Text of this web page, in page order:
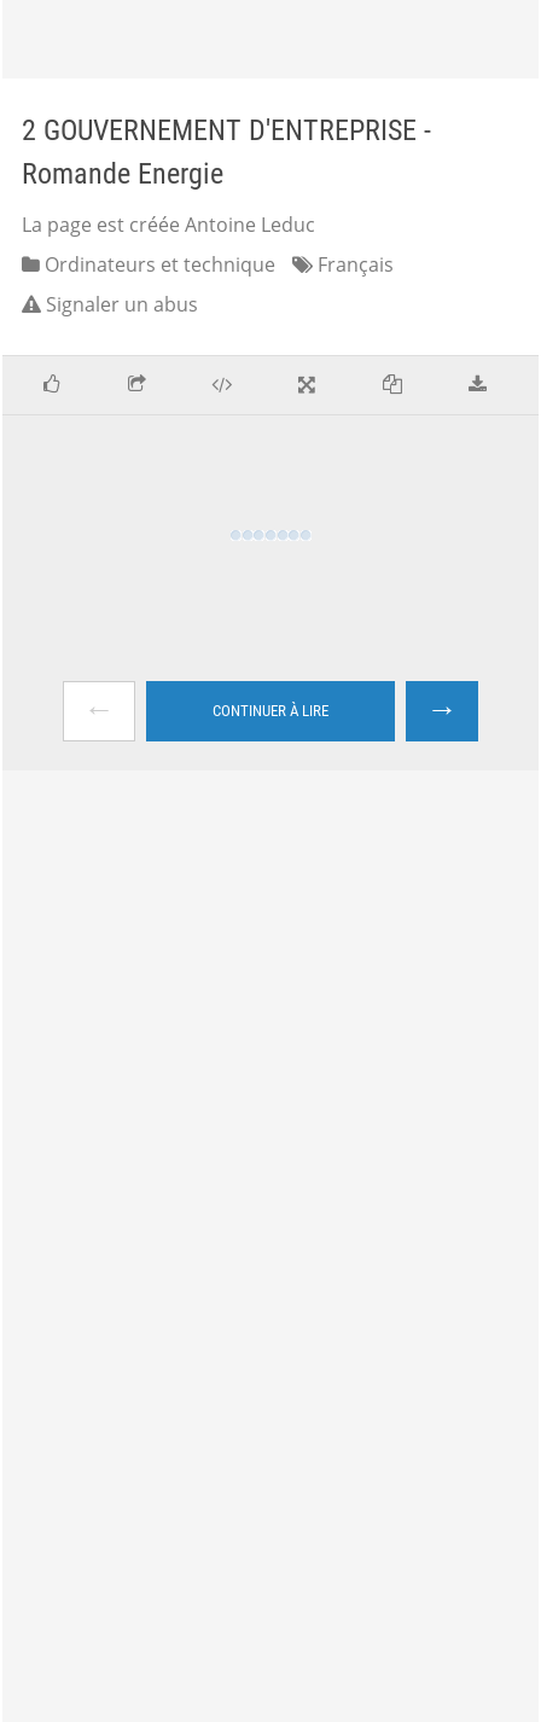
2 GOUVERNEMENT D'ENTREPRISE -
Romande Energie
La page est créée Antoine Leduc
Ordinateurs et technique
Français
Signaler un abus
← CONTINUER À LIRE →